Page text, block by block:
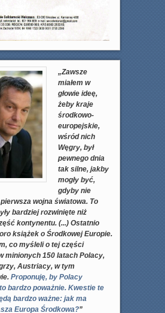
„Zawsze
miałem w
głowie ideę,
żeby kraje
środkowo-
europejskie,
wśród nich
Węgry, był
pewnego dnia
tak silne, jakby
mogły być,
gdyby nie
wojna światowa. To
bardziej rozwinięte niż
kontynentu. (...) Ostatnio
książek o Środkowej Europie.
co myśleli o tej części
minionych 150 latach Polacy,
Austriacy, w tym
Proponuję, by Polacy
bardzo poważnie. Kwestie te
bardzo ważne: jak ma
Europa Środkowa?”